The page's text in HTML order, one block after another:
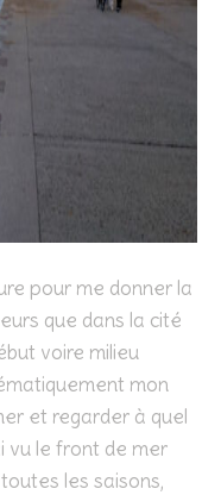
pour me donner la
que dans la cité
voire milieu
mon
et regarder à quel
vu le front de mer
les saisons,